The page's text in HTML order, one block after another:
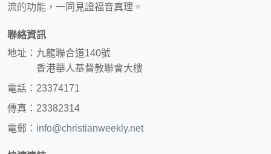
流的功能，一同見證福音真理。
聯絡資訊
地址：九龍聯合道140號
香港華人基督教聯會大樓
電話：23374171
傳真：23382314
電郵： info@christianweekly.net